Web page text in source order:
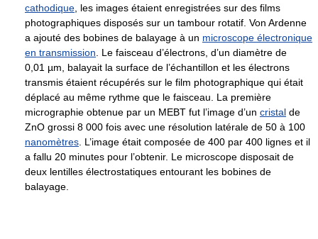
cathodique , les images étaient enregistrées sur des films
photographiques disposés sur un tambour rotatif. Von Ardenne
a ajouté des bobines de balayage à un microscope électronique
en transmission . Le faisceau d’électrons, d’un diamètre de
0,01 µm , balayait la surface de l’échantillon et les électrons
transmis étaient récupérés sur le film photographique qui était
déplacé au même rythme que le faisceau. La première
micrographie obtenue par un MEBT fut l’image d’un cristal de
ZnO grossi 8 000 fois avec une résolution latérale de 50 à 100
nanomètres . L’image était composée de 400 par 400 lignes et il
a fallu 20 minutes pour l’obtenir. Le microscope disposait de
deux lentilles électrostatiques entourant les bobines de
balayage.